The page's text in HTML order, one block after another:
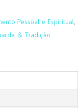
Pessoal e Espiritual,
& Tradição